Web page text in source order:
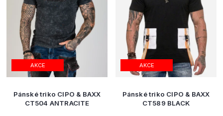
AKCE
Pánské triko CIPO & BAXX
CT504 ANTRACITE
AKCE
Pánské triko CIPO & BAXX
CT589 BLACK